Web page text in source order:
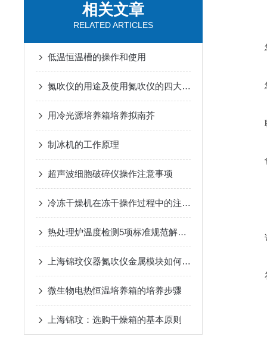
相关文章
RELATED ARTICLES
低温恒温槽的操作和使用
氮吹仪的用途及使用氮吹仪的四大优势
用冷光源培养箱培养拟南芥
制冰机的工作原理
超声波细胞破碎仪操作注意事项
冷冻干燥机在冻干操作过程中的注意事项
热处理炉温度检测5项标准规范解读三
上海锦玟仪器氮吹仪金属模块如何更换?
微生物电热恒温培养箱的培养步骤
上海锦玟：选购干燥箱的基本原则